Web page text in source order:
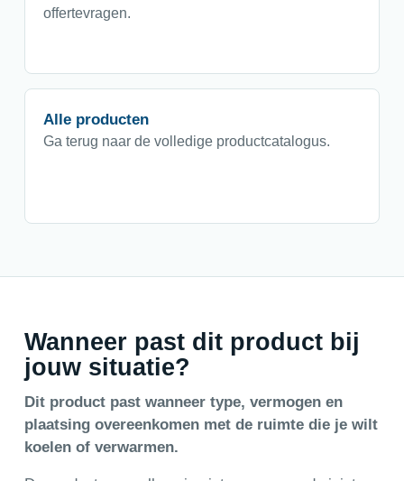
offertevragen.
Alle producten
Ga terug naar de volledige productcatalogus.
Wanneer past dit product bij
jouw situatie?
Dit product past wanneer type, vermogen en
plaatsing overeenkomen met de ruimte die je wilt
koelen of verwarmen.